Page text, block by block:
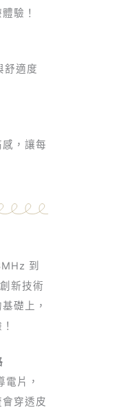
驗！
舒適度
，讓每
到
新技術
礎上，
片，
穿透皮